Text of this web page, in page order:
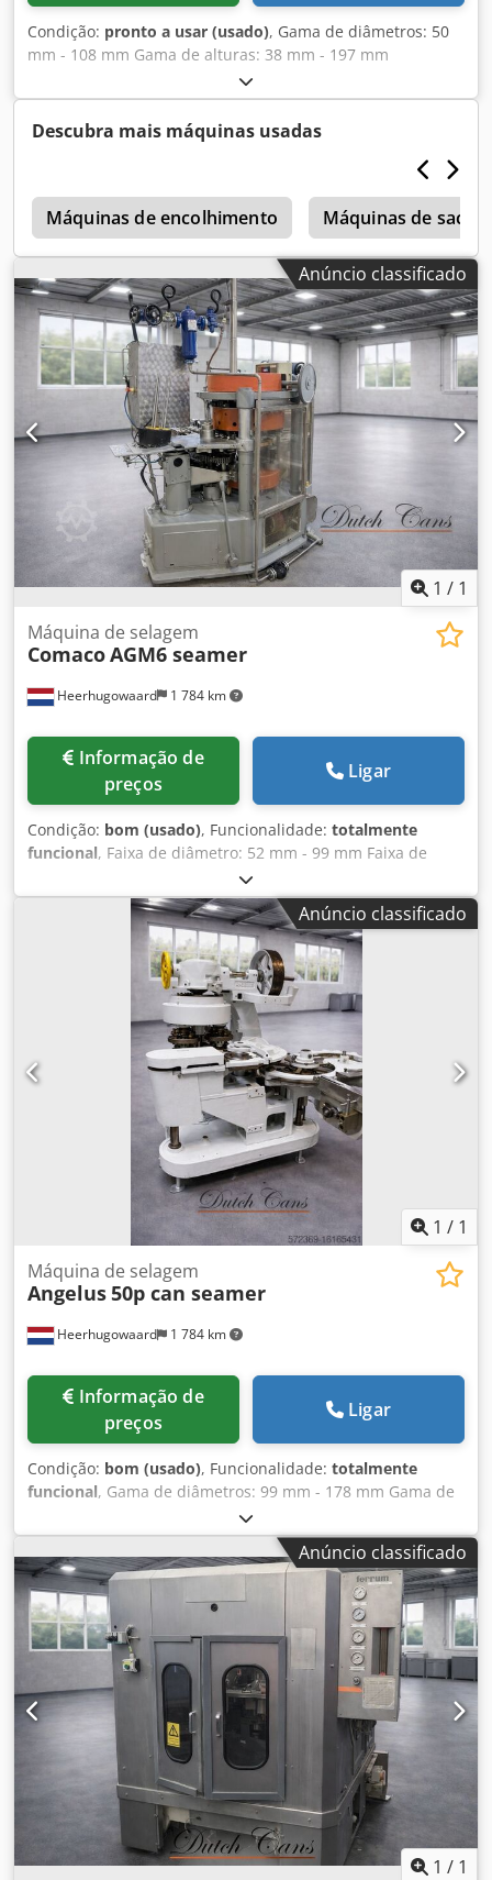
Condição: pronto a usar (usado), Gama de diâmetros: 50
mm - 108 mm Gama de alturas: 38 mm - 197 mm
Cjdpstqmryjfx Amujha Capacidade de produção: até 500
c.p.m. N.º de cabeças: 6
Descubra mais máquinas usadas
Máquinas de encolhimento Máquinas de
Anúncio classificado
1 / 1
Heerhugowaard 1 784 km
Máquina de selagem
ComacoAGM6 seamer
preços
Ligar
Condição: bom (usado), Funcionalidade: totalmente
funcional, Faixa de diâmetro: 52 mm - 99 mm Faixa de
altura: Capacidade de produção: até 500 unid/min
Chsdewxtybepfx Amusa Nº de cabeças: 6 Ferramentaria
disponível para aprox.: 73 mm (outras sob consulta)
Anúncio classificado
1 / 1
Heerhugowaard 1 784 km
Máquina de selagem
Angelus50p can seamer
preços
Ligar
Condição: bom (usado), Funcionalidade: totalmente
funcional, Gama de diâmetros: 99 mm - 178 mm Gama de
alturas: 89 mm - 254 mm Capacidade de produção: até 150
c.p.m. Chjdpotqmv Dsfx Amuja Ferramentas para aprox.:
99 mm (401) ou 153 mm (603)
Anúncio classificado
1 / 1